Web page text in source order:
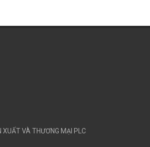
XUẤT VÀ THƯƠNG MẠI PLC